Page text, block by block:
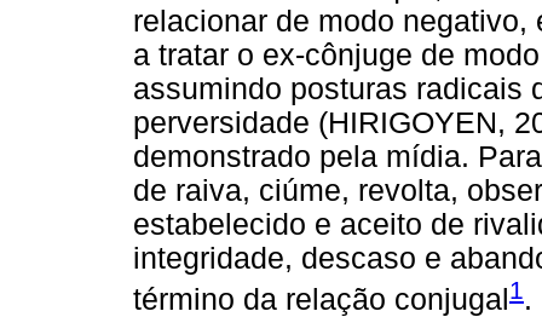
relacionar de modo
a tratar o ex-cônjuge de
assumindo posturas radicais
perversidade (HIRIGOYEN,
demonstrado pela mídia.
de raiva, ciúme, revolta,
estabelecido e aceito de
integridade, descaso e
término da relação conjugal 1.